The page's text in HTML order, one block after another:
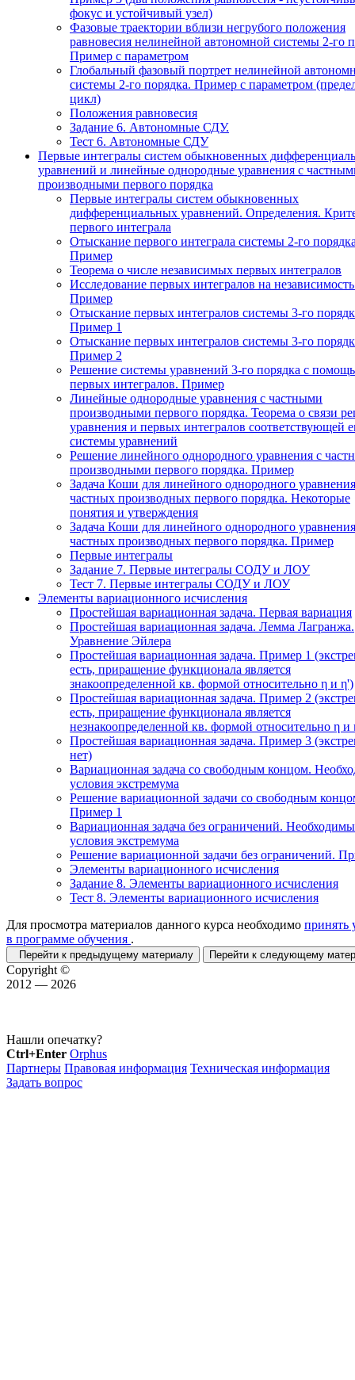
фокус и устойчивый узел)
Фазовые траектории вблизи негрубого положения
равновесия нелинейной автономной системы 2-го
Пример с параметром
Глобальный фазовый портрет нелинейной
системы 2-го порядка. Пример с параметром
цикл)
Положения равновесия
Задание 6. Автономные СДУ.
Тест 6. Автономные СДУ
Первые интегралы систем обыкновенных
уравнений и линейные однородные уравнения с
производными первого порядка
Первые интегралы систем обыкновенных
дифференциальных уравнений. Определения.
первого интеграла
Отыскание первого интеграла системы 2-го
Пример
Теорема о числе независимых первых интегралов
Исследование первых интегралов на
Пример
Отыскание первых интегралов системы 3-го
Пример 1
Отыскание первых интегралов системы 3-го
Пример 2
Решение системы уравнений 3-го порядка с
первых интегралов. Пример
Линейные однородные уравнения с частными
производными первого порядка. Теорема о связи
уравнения и первых интегралов соответствующей
системы уравнений
Решение линейного однородного уравнения с
производными первого порядка. Пример
Задача Коши для линейного однородного
частных производных первого порядка. Некоторые
понятия и утверждения
Задача Коши для линейного однородного
частных производных первого порядка. Пример
Первые интегралы
Задание 7. Первые интегралы СОДУ и ЛОУ
Тест 7. Первые интегралы СОДУ и ЛОУ
Элементы вариационного исчисления
Простейшая вариационная задача. Первая вариация
Простейшая вариационная задача. Лемма Лагранжа.
Уравнение Эйлера
Простейшая вариационная задача. Пример 1
есть, приращение функционала является
знакоопределенной кв. формой относительно η и η')
Простейшая вариационная задача. Пример 2
есть, приращение функционала является
незнакоопределенной кв. формой относительно η и
Простейшая вариационная задача. Пример 3
нет)
Вариационная задача со свободным концом.
условия экстремума
Решение вариационной задачи со свободным
Пример 1
Вариационная задача без ограничений.
условия экстремума
Решение вариационной задачи без ограничений.
Элементы вариационного исчисления
Задание 8. Элементы вариационного исчисления
Тест 8. Элементы вариационного исчисления
Для просмотра материалов данного курса необходимо принять
в программе обучения .
Перейти к предыдущему материалу Перейти к следующему
Copyright ©
2012 — 2026
Нашли опечатку?
Ctrl+Enter Orphus
Партнеры Правовая информация Техническая информация
Задать вопрос